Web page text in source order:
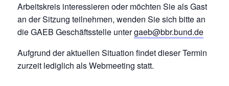
Arbeitskreis interessieren oder möchten Sie als Gast
an der Sitzung teilnehmen, wenden Sie sich bitte an
die GAEB Geschäftsstelle untergaeb@bbr.bund.de
Aufgrund der aktuellen Situation findet dieser Termin
zurzeit lediglich als Webmeeting statt.